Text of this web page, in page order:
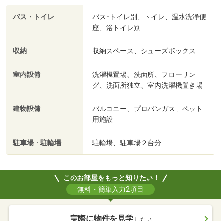
バス・トイレ
バス･トイレ別、トイレ、温水洗浄便
座、浴トイレ別
収納 収納スペース、シューズボックス
室内設備
洗濯機置場、洗面所、フローリン
グ、洗面所独立、室内洗濯機置き場
建物設備
バルコニー、プロパンガス、ペット
用施設
駐車場・駐輪場 駐輪場、駐車場２台分
このお部屋をもっと知りたい！
無料・簡単入力2項目
実際に物件を見学 したい